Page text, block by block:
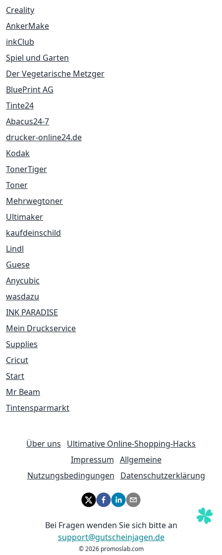
Creality
AnkerMake
inkClub
Spiel und Garten
Der Vegetarische Metzger
BluePrint AG
Tinte24
Abacus24-7
drucker-online24.de
Kodak
TonerTiger
Toner
Mehrwegtoner
Ultimaker
kaufdeinschild
Lindl
Guese
Anycubic
wasdazu
INK PARADISE
Mein Druckservice
Supplies
Cricut
Start
Mr Beam
Tintensparmarkt
Über uns
Ultimative Online-Shopping-Hacks
Impressum Allgemeine
Nutzungsbedingungen
Datenschutzerklärung
Bei Fragen wenden Sie sich bitte an
support@gutscheinjagen.de
©2026promoslab.com